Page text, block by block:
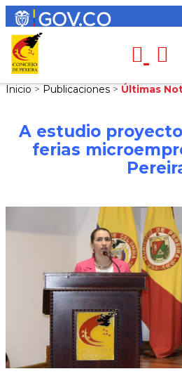
Inicio > Publicaciones > Últimas
A estudio
ferias